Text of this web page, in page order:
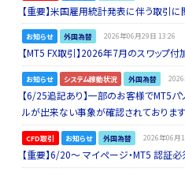
【重要】米国雇用統計発表に伴う取引
お知らせ 外国為替 2026年06月29日 13:26
【MT5 FX取引】2026年7月のスワップ
お知らせ システム稼動状況 外国為替
【6/25追記あり】一部のお客様でMT5
ルが出来ない事象が確認されております
CFD取引 お知らせ 外国為替 2026年06月
【重要】6/20～ マイページ・MT5 認証